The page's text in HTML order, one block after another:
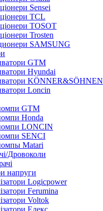
Sensei
TCL
TOSOT
Trosten
SAMSUNG
GTM
Hyundai
KÖNNER&SÖHNEN
Loncin
GTM
Honda
LONCIN
SENCI
Matari
Дровоколи
напруги
Logicpower
Ferumina
Voltok
Елекс